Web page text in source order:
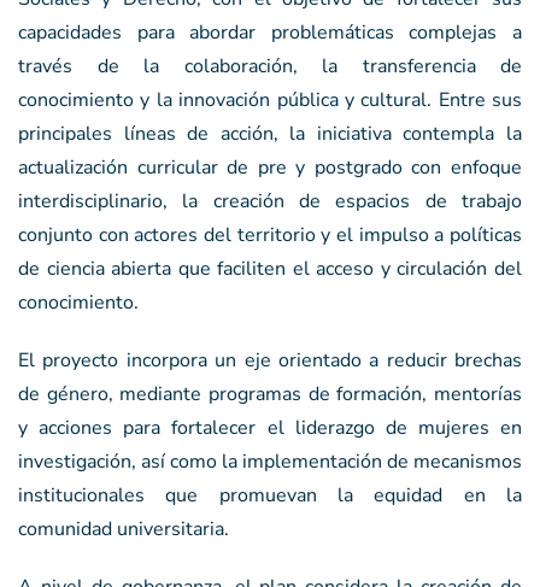
capacidades para abordar problemáticas complejas a
través de la colaboración, la transferencia de
conocimiento y la innovación pública y cultural. Entre sus
principales líneas de acción, la iniciativa contempla la
actualización curricular de pre y postgrado con enfoque
interdisciplinario, la creación de espacios de trabajo
conjunto con actores del territorio y el impulso a políticas
de ciencia abierta que faciliten el acceso y circulación del
conocimiento.
El proyecto incorpora un eje orientado a reducir brechas
de género, mediante programas de formación, mentorías
y acciones para fortalecer el liderazgo de mujeres en
investigación, así como la implementación de mecanismos
institucionales que promuevan la equidad en la
comunidad universitaria.